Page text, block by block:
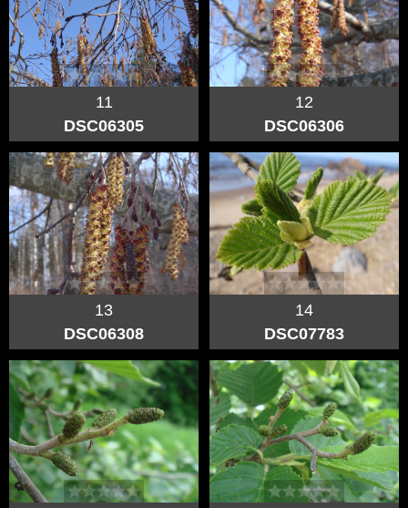
11
DSC06305
12
DSC06306
13
DSC06308
14
DSC07783